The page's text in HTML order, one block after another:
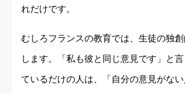
れだけです。
むしろフランスの教育では、生徒の独
します。「私も彼と同じ意見です」と
ているだけの人は、「自分の意見がな